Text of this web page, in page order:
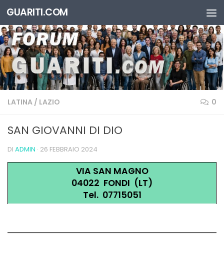
Salta al contenuto
GUARITI.COM
LATINA / LAZIO 0
SAN GIOVANNI DI DIO
DI ADMIN · 26 FEBBRAIO 2024
VIA SAN MAGNO
04022 FONDI (LT)
Tel. 07715051